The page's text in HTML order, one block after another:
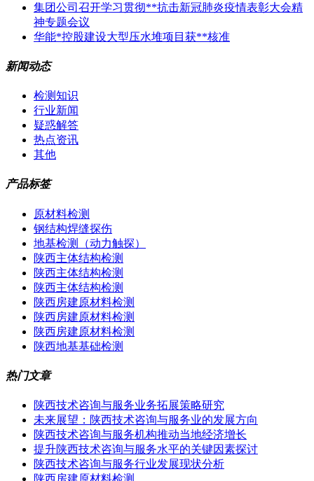
集团公司召开学习贯彻**抗击新冠肺炎疫情表彰大会精
神专题会议
华能*控股建设大型压水堆项目获**核准
新闻动态
检测知识
行业新闻
疑惑解答
热点资讯
其他
产品标签
原材料检测
钢结构焊缝探伤
地基检测（动力触探）
陕西主体结构检测
陕西主体结构检测
陕西主体结构检测
陕西房建原材料检测
陕西房建原材料检测
陕西房建原材料检测
陕西地基基础检测
热门文章
陕西技术咨询与服务业务拓展策略研究
未来展望：陕西技术咨询与服务业的发展方向
陕西技术咨询与服务机构推动当地经济增长
提升陕西技术咨询与服务水平的关键因素探讨
陕西技术咨询与服务行业发展现状分析